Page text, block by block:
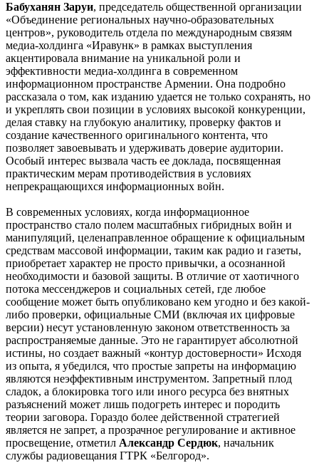
Бабуханян Заруи, председатель общественной организации
«Объединение региональных научно-образовательных
центров», руководитель отдела по международным связям
медиа-холдинга «Иравунк» в рамках выступления
акцентировала внимание на уникальной роли и
эффективности медиа-холдинга в современном
информационном пространстве Армении. Она подробно
рассказала о том, как изданию удается не только сохранять, но
и укреплять свои позиции в условиях высокой конкуренции,
делая ставку на глубокую аналитику, проверку фактов и
создание качественного оригинального контента, что
позволяет завоевывать и удерживать доверие аудитории.
Особый интерес вызвала часть ее доклада, посвященная
практическим мерам противодействия в условиях
непрекращающихся информационных войн.
В современных условиях, когда информационное
пространство стало полем масштабных гибридных войн и
манипуляций, целенаправленное обращение к официальным
средствам массовой информации, таким как радио и газеты,
приобретает характер не просто привычки, а осознанной
необходимости и базовой защиты. В отличие от хаотичного
потока мессенджеров и социальных сетей, где любое
сообщение может быть опубликовано кем угодно и без какой-
либо проверки, официальные СМИ (включая их цифровые
версии) несут установленную законом ответственность за
распространяемые данные. Это не гарантирует абсолютной
истины, но создает важный «контур достоверности» Исходя
из опыта, я убедился, что простые запреты на информацию
являются неэффективным инструментом. Запретный плод
сладок, а блокировка того или иного ресурса без внятных
разъяснений может лишь подогреть интерес и породить
теории заговора. Гораздо более действенной стратегией
является не запрет, а прозрачное регулирование и активное
просвещение, отметил Александр Сердюк, начальник
службы радиовещания ГТРК «Белгород».